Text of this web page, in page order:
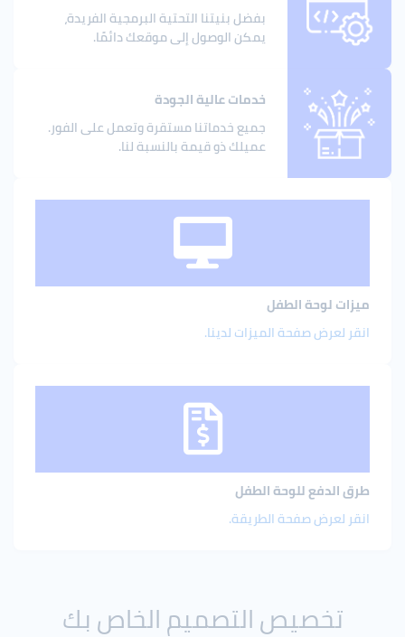
بفضل بنيتنا التحتية البرمجية الفريدة،
يمكن الوصول إلى موقعك دائمًا.
خدمات عالية الجودة
جميع خدماتنا مستقرة وتعمل على الفور.
عميلك ذو قيمة بالنسبة لنا.
ميزات لوحة الطفل
انقر لعرض صفحة الميزات لدينا.
طرق الدفع للوحة الطفل
انقر لعرض صفحة الطريقة.
تخصيص التصميم الخاص بك